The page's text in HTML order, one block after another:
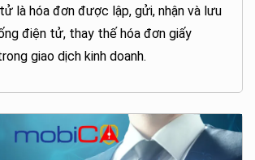
là hóa đơn được lập, gửi, nhận và lưu
điện tử, thay thế hóa đơn giấy
giao dịch kinh doanh.